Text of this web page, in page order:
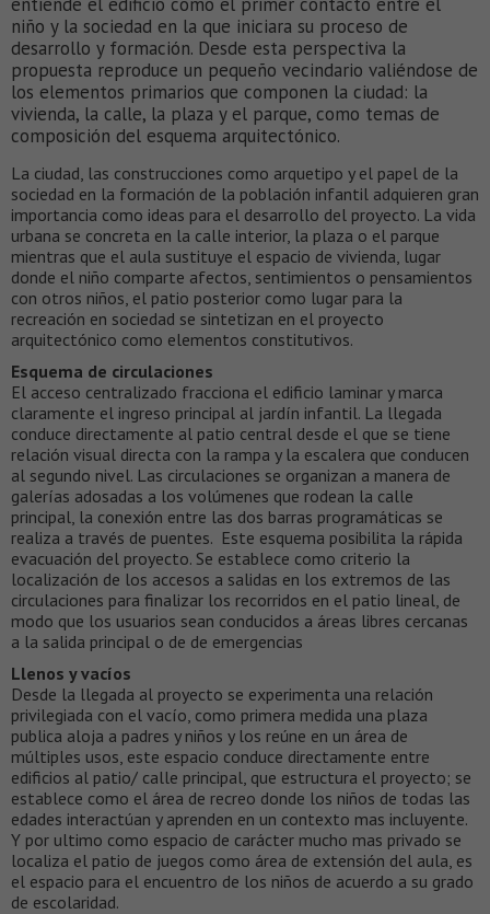
niño y la sociedad en la que iniciara su proceso de
desarrollo y formación. Desde esta perspectiva la
propuesta reproduce un pequeño vecindario valiéndose de
los elementos primarios que componen la ciudad: la
vivienda, la calle, la plaza y el parque, como temas de
composición del esquema arquitectónico.
La ciudad, las construcciones como arquetipo y el papel de la
sociedad en la formación de la población infantil adquieren gran
importancia como ideas para el desarrollo del proyecto. La vida
urbana se concreta en la calle interior, la plaza o el parque
mientras que el aula sustituye el espacio de vivienda, lugar
donde el niño comparte afectos, sentimientos o pensamientos
con otros niños, el patio posterior como lugar para la
recreación en sociedad se sintetizan en el proyecto
arquitectónico como elementos constitutivos.
Esquema de circulaciones
El acceso centralizado fracciona el edificio laminar y marca
claramente el ingreso principal al jardín infantil. La llegada
conduce directamente al patio central desde el que se tiene
relación visual directa con la rampa y la escalera que conducen
al segundo nivel. Las circulaciones se organizan a manera de
galerías adosadas a los volúmenes que rodean la calle
principal, la conexión entre las dos barras programáticas se
realiza a través de puentes. Este esquema posibilita la rápida
evacuación del proyecto. Se establece como criterio la
localización de los accesos a salidas en los extremos de las
circulaciones para finalizar los recorridos en el patio lineal, de
modo que los usuarios sean conducidos a áreas libres cercanas
a la salida principal o de de emergencias
Llenos y vacíos
Desde la llegada al proyecto se experimenta una relación
privilegiada con el vacío, como primera medida una plaza
publica aloja a padres y niños y los reúne en un área de
múltiples usos, este espacio conduce directamente entre
edificios al patio/ calle principal, que estructura el proyecto; se
establece como el área de recreo donde los niños de todas las
edades interactúan y aprenden en un contexto mas incluyente.
Y por ultimo como espacio de carácter mucho mas privado se
localiza el patio de juegos como área de extensión del aula, es
el espacio para el encuentro de los niños de acuerdo a su grado
de escolaridad.